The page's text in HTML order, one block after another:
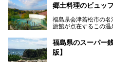
郷土料理のビュッ
福島県会津若松市の
旅館が点在するこの温
ELS & RESORTSの
大浴場は「宙の湯」「
福島県のスーパー
版】